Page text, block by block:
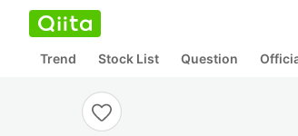
Trend Stock List Question